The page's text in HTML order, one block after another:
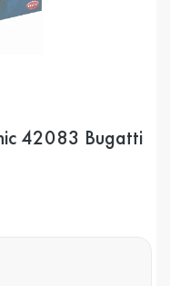
42083 Bugatti